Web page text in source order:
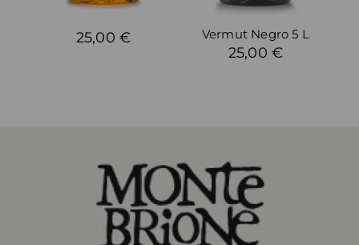
25,00 € Vermut Negro 5 L
25,00 €